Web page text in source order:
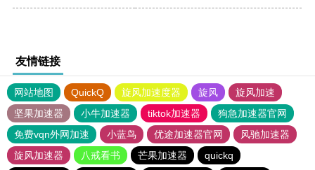
友情链接
网站地图 QuickQ 旋风加速度器 旋风
旋风加速
坚果加速器
小牛加速器 tiktok加速器
狗急加速器官网
免费vqn外网加速
小蓝鸟 优途加速器官网
风驰加速器
旋风加速器
八戒看书 芒果加速器
quickq